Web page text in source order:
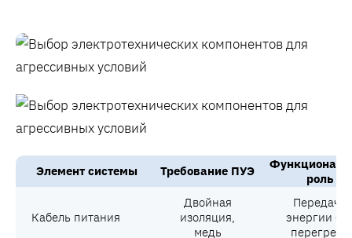
Элемент системы Требование ПУЭ
роль
Кабель питания
Двойная
изоляция,
медь
Передача
энергии
перегрева